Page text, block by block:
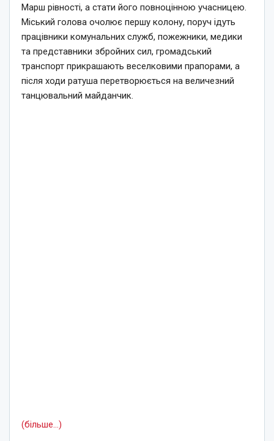
Марш рівності, а стати його повноцінною учасницею.
Міський голова очолює першу колону, поруч ідуть
працівники комунальних служб, пожежники, медики
та представники збройних сил, громадський
транспорт прикрашають веселковими прапорами, а
після ходи ратуша перетворюється на величезний
танцювальний майданчик.
(більше…)